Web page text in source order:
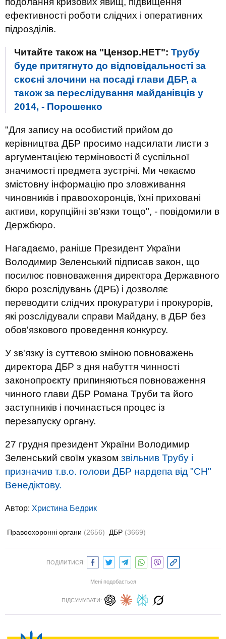
ефективності роботи слідчих і оперативних
підрозділів.
Читайте також на "Цензор.НЕТ": Трубу
буде притягнуто до відповідальності за
скоєні злочини на посаді глави ДБР, а
також за переслідування майданівців у
2014, - Порошенко
"Для запису на особистий прийом до
керівництва ДБР просимо надсилати листи з
аргументацією терміновості й суспільної
значимості предмета зустрічі. Ми чекаємо
змістовну інформацію про зловживання
чиновників і правоохоронців, їхні приховані
активи, корупційні зв'язки тощо", - повідомили в
Держбюро.
Нагадаємо, раніше Президент України
Володимир Зеленський підписав закон, що
посилює повноваження директора Державного
бюро розслідувань (ДРБ) і дозволяє
переводити слідчих прокуратури і прокурорів,
які розслідували справи Майдану, в ДБР без
обов'язкового проведення конкурсу.
У зв'язку із суттєвою зміною повноважень
директора ДБР з дня набуття чинності
законопроєкту припиняються повноваження
чинного глави ДБР Романа Труби та його
заступників і починається процес із
перезапуску органу.
27 грудня президент України Володимир
Зеленський своїм указом звільнив Трубу і
призначив т.в.о. голови ДБР нардепа від "СН"
Венедіктову.
Автор: Христина Бедрик
Правоохоронні органи (2656) ДБР (3669)
ПОДІЛИТИСЯ:
Мені подобається
ПІДСУМУВАТИ: